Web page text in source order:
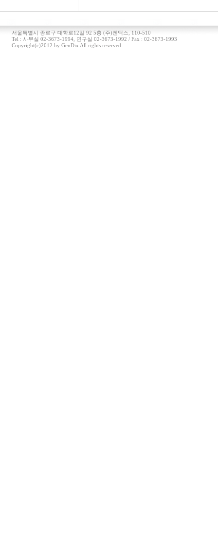
서울특별시 종로구 대학로12길 92 5층 (주)젠딕스, 110-510
Tel : 사무실 02-3673-1994, 연구실 02-3673-1992 / Fax : 02-3673-1993
Copyright(c)2012 by GenDix All rights reserved.